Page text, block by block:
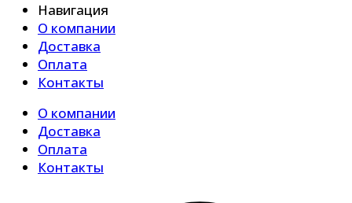
Навигация
О компании
Доставка
Оплата
Контакты
О компании
Доставка
Оплата
Контакты